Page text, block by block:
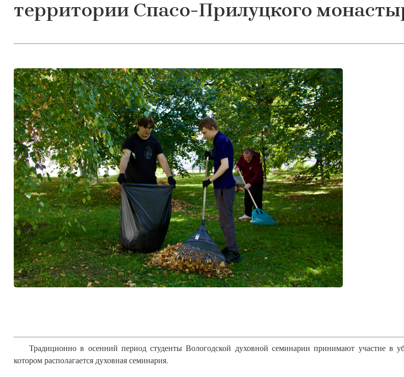
территории Спасо-Прилуцкого
Традиционно в осенний период студенты Вологодской духовной семинарии принимают участие в
котором располагается духовная семинария.